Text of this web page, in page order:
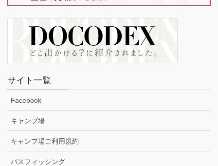
サイト一覧
Facebook
キャンプ場
キャンプ場ご利用規約
バスフィッシング